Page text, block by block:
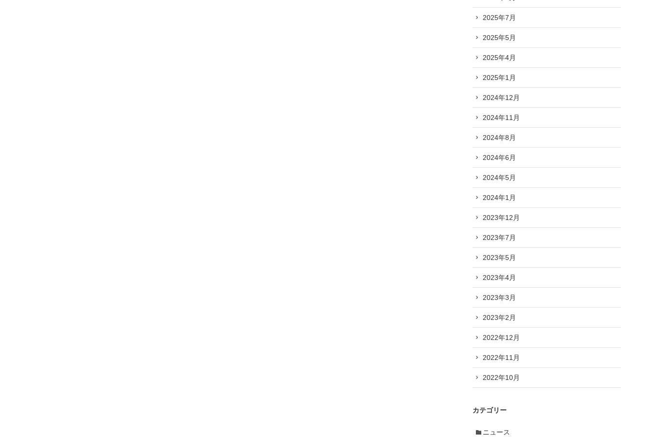
2025年7月
2025年5月
2025年4月
2025年1月
2024年12月
2024年11月
2024年8月
2024年6月
2024年5月
2024年1月
2023年12月
2023年7月
2023年5月
2023年4月
2023年3月
2023年2月
2022年12月
2022年11月
2022年10月
カテゴリー
ニュース